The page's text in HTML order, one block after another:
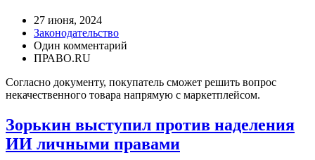
27 июня, 2024
Законодательство
Один комментарий
ПРАВО.RU
Согласно документу, покупатель сможет решить вопрос
некачественного товара напрямую с маркетплейсом.
Зорькин выступил против наделения
ИИ личными правами